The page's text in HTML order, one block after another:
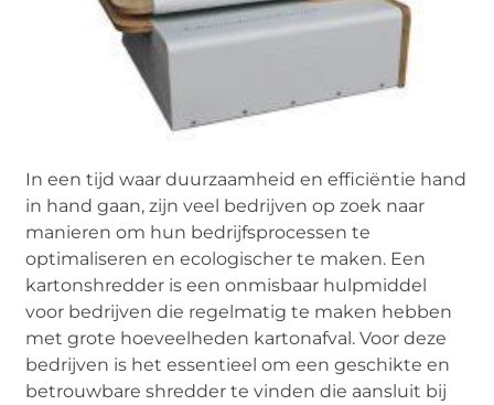
In een tijd waar duurzaamheid en efficiëntie hand
in hand gaan, zijn veel bedrijven op zoek naar
manieren om hun bedrijfsprocessen te
optimaliseren en ecologischer te maken. Een
kartonshredder is een onmisbaar hulpmiddel
voor bedrijven die regelmatig te maken hebben
met grote hoeveelheden kartonafval. Voor deze
bedrijven is het essentieel om een geschikte en
betrouwbare shredder te vinden die aansluit bij